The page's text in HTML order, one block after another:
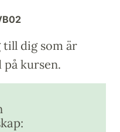
till dig som är
kursen.